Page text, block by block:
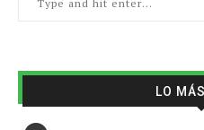
LO